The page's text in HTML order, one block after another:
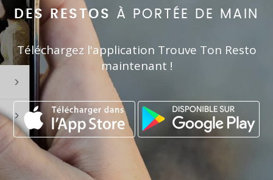
DES RESTOS À PORTÉE DE MAIN
Téléchargez l'application Trouve Ton Resto
maintenant !